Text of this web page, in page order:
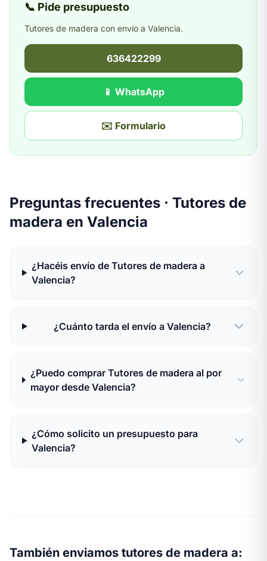
📞 Pide presupuesto
Tutores de madera con envío a Valencia.
636422299
📱 WhatsApp
✉️ Formulario
Preguntas frecuentes · Tutores de
madera en Valencia
¿Hacéis envío de Tutores de madera a
Valencia?
¿Cuánto tarda el envío a Valencia?
¿Puedo comprar Tutores de madera al por
mayor desde Valencia?
¿Cómo solicito un presupuesto para
Valencia?
También enviamos tutores de madera a: